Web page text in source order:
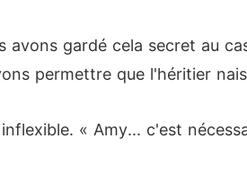
avons gardé cela secret au
permettre que l'héritier
« Amy... c'est